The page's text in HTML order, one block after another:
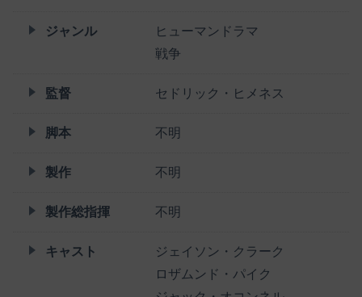
ジャンル
ヒューマンドラマ
戦争
監督 セドリック・ヒメネス
脚本 不明
製作 不明
製作総指揮 不明
キャスト
ジェイソン・クラーク
ロザムンド・パイク